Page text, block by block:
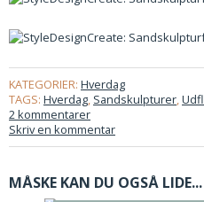
KATEGORIER: Hverdag
TAGS: Hverdag, Sandskulpturer,
2 kommentarer
Skriv en kommentar
MÅSKE KAN DU OGSÅ LIDE...